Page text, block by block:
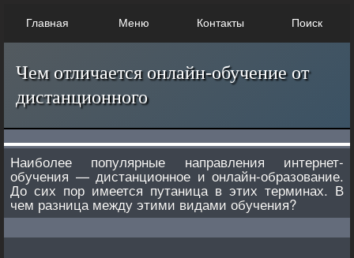
Главная Меню Контакты Поиск
Чем отличается онлайн-обучение от
дистанционного
Наиболее популярные направления интернет-
обучения — дистанционное и онлайн-образование.
До сих пор имеется путаница в этих терминах. В
чем разница между этими видами обучения?